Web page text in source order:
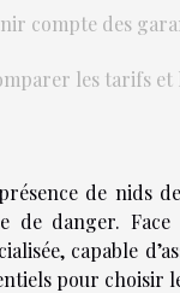
compte des
les tarifs et
de nids
de danger.
capable
pour choisir